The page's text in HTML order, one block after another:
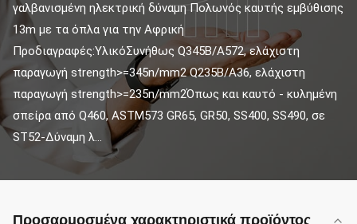
γαλβανισμένη ηλεκτρική δύναμη Πολωνός καυτής εμβύθισης
13m με τα όπλα για την Αφρική
Προδιαγραφές:ΥλικόΣυνήθως Q345B/A572, ελάχιστη
παραγωγή strength>=345n/mm2 Q235B/A36, ελάχιστη
παραγωγή strength>=235n/mm2Όπως και καυτό - κυλημένη
σπείρα από Q460, ASTM573 GR65, GR50, SS400, SS490, σε
ST52-Δύναμη λ...
Προσαρμοσμένα χαρακτηριστικά προϊόντος